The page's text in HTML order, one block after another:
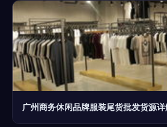
广州商务休闲品牌服装尾货批发货源